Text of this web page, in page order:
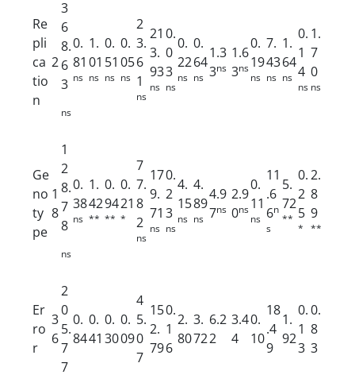
Re
pli
ca
tio
n
2
3
6
8.
6
3
ns
0.
81
ns
1.
01
ns
0.
51
ns
0.
05
ns
2
3.
6
1
ns
21
3.
93
ns
0.
0
3
ns
0.
22
ns
0.
64
ns
1.3
3ns
1.6
3ns
0.
19
ns
7.
43
ns
1.
64
ns
0.
1
4
ns
1.
7
0
ns
Ge
no
ty
pe
1
8
1
2
8.
7
8
ns
0.
38
ns
1.
42
**
0.
94
**
0.
21
*
7
7.
8
2
ns
17
9.
71
ns
0.
2
3
ns
4.
15
ns
4.
89
ns
4.9
7ns
2.9
0ns
0.
11
ns
11
.6
6n
s
5.
72
**
0.
2
5
*
2.
8
9
**
Er
ro
r
3
6
2
0
5.
7
7
0.
84
0.
41
0.
30
0.
09
4
5.
0
7
15
2.
79
0.
1
6
2.
80
3.
72
6.2
2
3.4
4
0.
10
18
.4
9
1.
92
0.
1
3
0.
8
3